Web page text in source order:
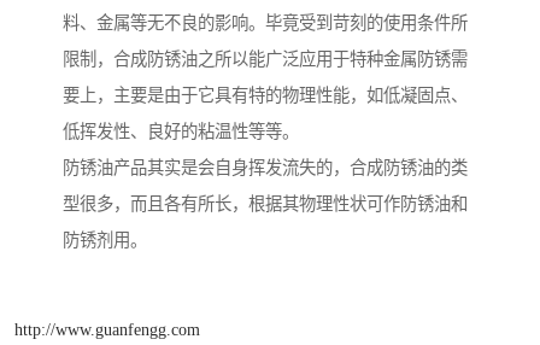
料、金属等无不良的影响。毕竟受到苛刻的使用条件所
限制，合成防锈油之所以能广泛应用于特种金属防锈需
要上，主要是由于它具有特的物理性能，如低凝固点、
低挥发性、良好的粘温性等等。
防锈油产品其实是会自身挥发流失的，合成防锈油的类
型很多，而且各有所长，根据其物理性状可作防锈油和
防锈剂用。
http://www.guanfengg.com